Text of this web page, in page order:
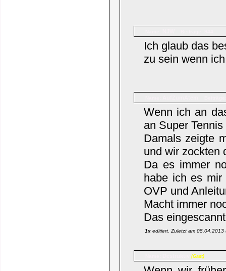
Ich glaub das
zu sein wenn
Wenn ich an
an Super
Damals zeigte
und wir zockten
Da es immer
habe ich es
OVP und
Macht immer
Das
1x editiert. Zuletzt am 05.04.2013
(Gast)